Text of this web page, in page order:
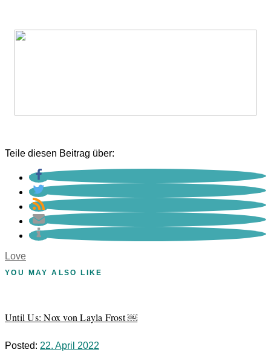
Teile diesen Beitrag über:
Love
YOU MAY ALSO LIKE
Until Us: Nox von Layla Frost ￼
Posted: 22. April 2022